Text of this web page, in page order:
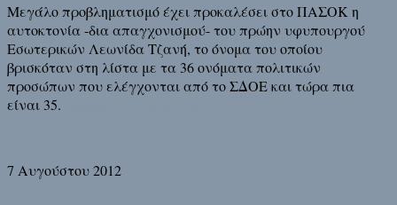
Μεγάλο προβληματισμό έχει προκαλέσει στο ΠΑΣΟΚ η
αυτοκτονία -δια απαγχονισμού- του πρώην υφυπουργού
Εσωτερικών Λεωνίδα Τζανή, το όνομα του οποίου
βρισκόταν στη λίστα με τα 36 ονόματα πολιτικών
προσώπων που ελέγχονται από το ΣΔΟΕ και τώρα πια
είναι 35.
7 Αυγούστου 2012